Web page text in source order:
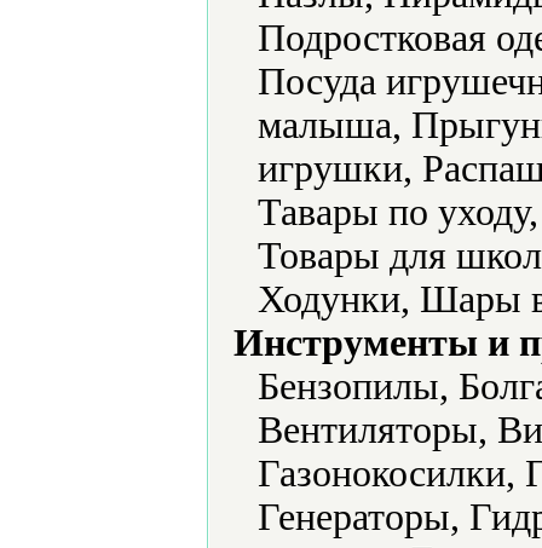
Подростковая
Посуда
малыша,
игрушки,
Тавары по
Товары для
Ходунки, Шары
Инструменты и
Бензопилы,
Вентиляторы,
Газонокосилки,
Генераторы,